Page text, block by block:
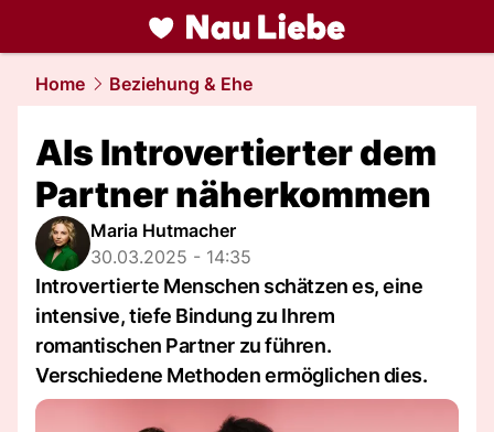
liebe.NAU.ch
Home Beziehung & Ehe
Als Introvertierter dem
Partner näherkommen
Maria Hutmacher
30.03.2025 - 14:35
Introvertierte Menschen schätzen es, eine
intensive, tiefe Bindung zu Ihrem
romantischen Partner zu führen.
Verschiedene Methoden ermöglichen dies.